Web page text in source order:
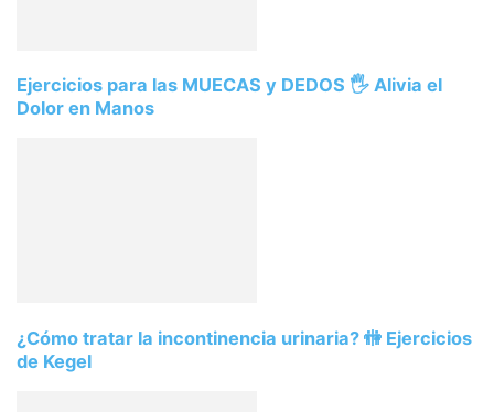
Ejercicios para las MUECAS y DEDOS 🖐️ Alivia el
Dolor en Manos
¿Cómo tratar la incontinencia urinaria? 🚻 Ejercicios
de Kegel